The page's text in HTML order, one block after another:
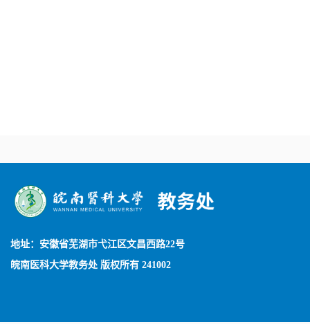
地址：安徽省芜湖市弋江区文昌西路22号
皖南医科大学教务处 版权所有 241002